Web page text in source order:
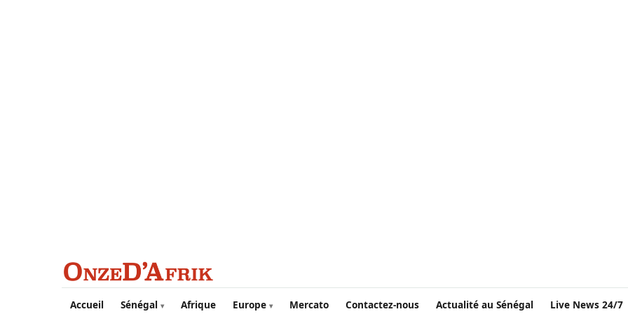
Aller au contenu principal
Accueil Sénégal Afrique Europe Mercato Contactez-nous Actualité au Sénégal Live News 24/7